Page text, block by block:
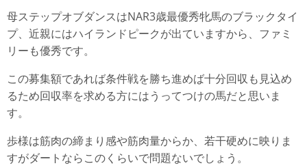
母ステップオブダンスはNAR3歳最優秀牝馬のブラックタイ
プ、近親にはハイランドピークが出ていますから、ファミ
リーも優秀です。
この募集額であれば条件戦を勝ち進めば十分回収も見込め
るため回収率を求める方にはうってつけの馬だと思いま
す。
歩様は筋肉の締まり感や筋肉量からか、若干硬めに映りま
すがダートならこのくらいで問題ないでしょう。